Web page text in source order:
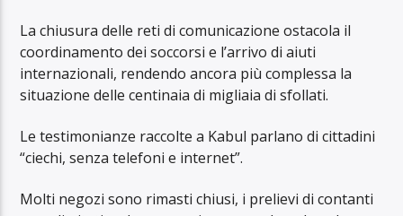
La chiusura delle reti di comunicazione ostacola il
coordinamento dei soccorsi e l’arrivo di aiuti
internazionali, rendendo ancora più complessa la
situazione delle centinaia di migliaia di sfollati.
Le testimonianze raccolte a Kabul parlano di cittadini
“ciechi, senza telefoni e internet”.
Molti negozi sono rimasti chiusi, i prelievi di contanti